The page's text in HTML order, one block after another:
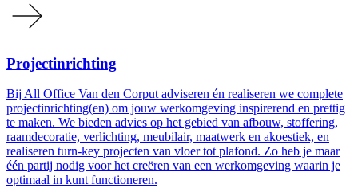
Projectinrichting
Bij All Office Van den Corput adviseren én realiseren we complete
projectinrichting(en) om jouw werkomgeving inspirerend en prettig
te maken. We bieden advies op het gebied van afbouw, stoffering,
raamdecoratie, verlichting, meubilair, maatwerk en akoestiek, en
realiseren turn-key projecten van vloer tot plafond. Zo heb je maar
één partij nodig voor het creëren van een werkomgeving waarin je
optimaal in kunt functioneren.